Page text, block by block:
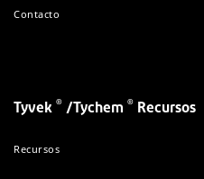
Contacto
Tyvek ® /Tychem ® Recursos
Recursos